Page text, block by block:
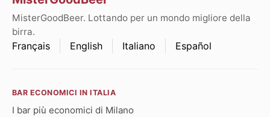
MisterGoodBeer. Lottando per un mondo migliore della
birra.
Français English Italiano Español
BAR ECONOMICI IN ITALIA
I bar più economici di Milano